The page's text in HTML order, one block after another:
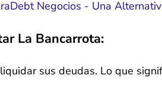
Negocios - Una
La Bancarrota:
sus deudas. Lo que